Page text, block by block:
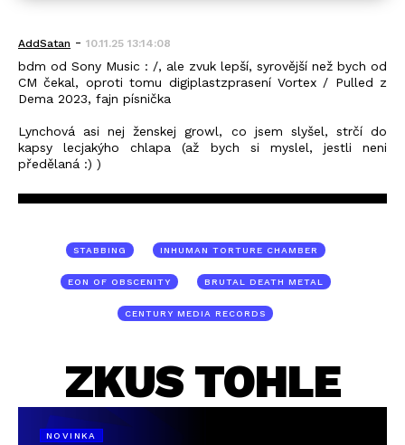
AddSatan - 10.11.25 13:14:08
bdm od Sony Music : /, ale zvuk lepší, syrovější než bych od
CM čekal, oproti tomu digiplastzprasení Vortex / Pulled z
Dema 2023, fajn písnička
Lynchová asi nej ženskej growl, co jsem slyšel, strčí do
kapsy lecjakýho chlapa (až bych si myslel, jestli neni
předělaná :) )
STABBING INHUMAN TORTURE CHAMBER
EON OF OBSCENITY BRUTAL DEATH METAL
CENTURY MEDIA RECORDS
ZKUS TOHLE
NOVINKA